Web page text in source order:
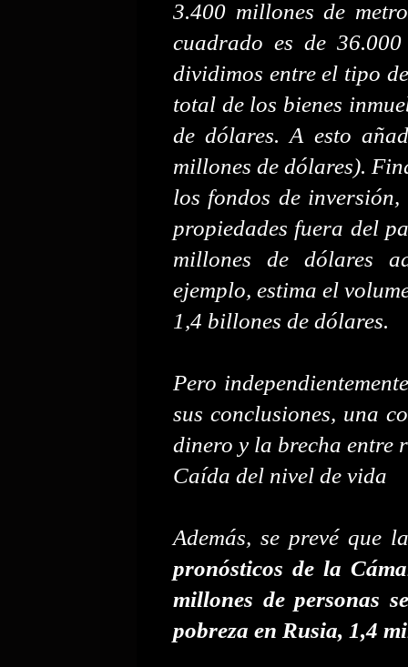
3.400 millones de
cuadrado es de
dividimos entre el tipo
total de los bienes
de dólares. A esto
millones de dólares).
los fondos de
propiedades fuera del
millones de dólares
ejemplo, estima el
1,4 billones de dólares.
Pero
sus conclusiones, una
dinero y la brecha entre
Caída del nivel de vida
Además, se prevé que
pronósticos de la
millones de personas
pobreza en Rusia, 1,4